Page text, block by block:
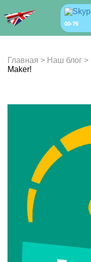
00-76
Главная > Наш блог >
Maker!